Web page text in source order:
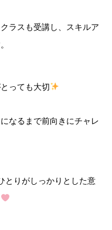
ラスも受講し、スキルア
っても大切
なるまで前向きにチャレ
とりがしっかりとした意